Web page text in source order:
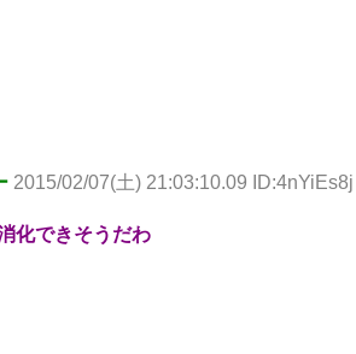
2015/02/07(土) 21:03:10.09 ID:4nYiEs8j
化できそうだわ